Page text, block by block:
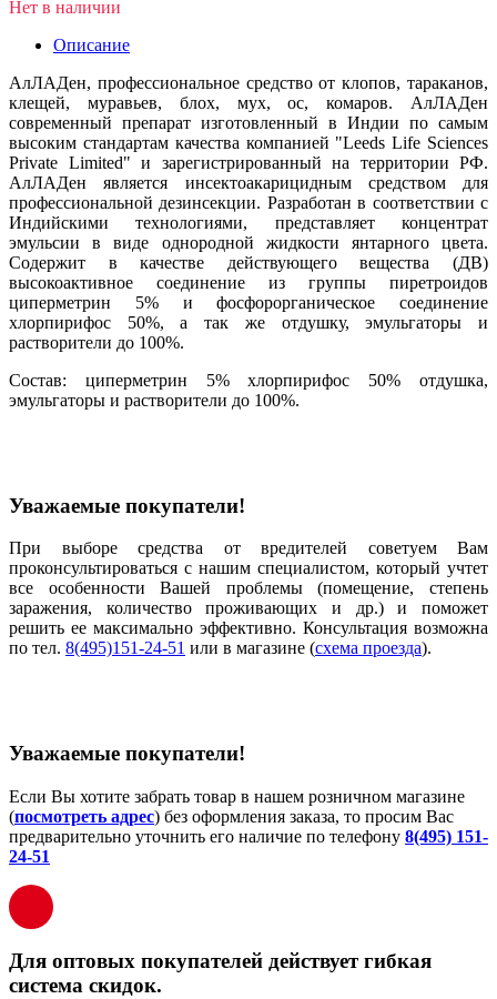
Нет в наличии
Описание
АлЛАДен, профессиональное средство от клопов, тараканов,
клещей, муравьев, блох, мух, ос, комаров. АлЛАДен
современный препарат изготовленный в Индии по самым
высоким стандартам качества компанией "Leeds Life Sciences
Private Limited" и зарегистрированный на территории РФ.
АлЛАДен является инсектоакарицидным средством для
профессиональной дезинсекции. Разработан в соответствии с
Индийскими технологиями, представляет концентрат
эмульсии в виде однородной жидкости янтарного цвета.
Содержит в качестве действующего вещества (ДВ)
высокоактивное соединение из группы пиретроидов
циперметрин 5% и фосфорорганическое соединение
хлорпирифос 50%, а так же отдушку, эмульгаторы и
растворители до 100%.
Состав: циперметрин 5% хлорпирифос 50% отдушка,
эмульгаторы и растворители до 100%.
Уважаемые покупатели!
При выборе средства от вредителей советуем Вам
проконсультироваться с нашим специалистом, который учтет
все особенности Вашей проблемы (помещение, степень
заражения, количество проживающих и др.) и поможет
решить ее максимально эффективно. Консультация возможна
по тел. 8(495)151-24-51 или в магазине (схема проезда).
Уважаемые покупатели!
Если Вы хотите забрать товар в нашем розничном магазине
(посмотреть адрес) без оформления заказа, то просим Вас
предварительно уточнить его наличие по телефону 8(495) 151-
24-51
Для оптовых покупателей действует гибкая
система скидок.